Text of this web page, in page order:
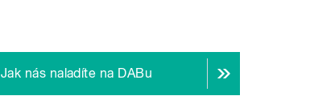
Jak nás naladíte na DABu